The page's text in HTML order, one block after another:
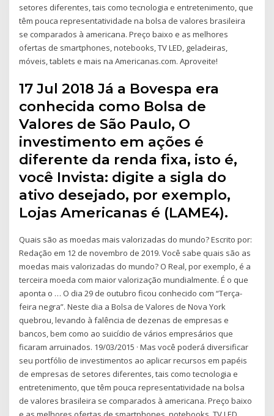
setores diferentes, tais como tecnologia e entretenimento, que
têm pouca representatividade na bolsa de valores brasileira
se comparados à americana. Preço baixo e as melhores
ofertas de smartphones, notebooks, TV LED, geladeiras,
móveis, tablets e mais na Americanas.com. Aproveite!
17 Jul 2018 Já a Bovespa era
conhecida como Bolsa de
Valores de São Paulo, O
investimento em ações é
diferente da renda fixa, isto é,
você Invista: digite a sigla do
ativo desejado, por exemplo,
Lojas Americanas é (LAME4).
Quais são as moedas mais valorizadas do mundo? Escrito por:
Redação em 12 de novembro de 2019. Você sabe quais são as
moedas mais valorizadas do mundo? O Real, por exemplo, é a
terceira moeda com maior valorização mundialmente. É o que
aponta o … O dia 29 de outubro ficou conhecido com “Terça-
feira negra”. Neste dia a Bolsa de Valores de Nova York
quebrou, levando à falência de dezenas de empresas e
bancos, bem como ao suicídio de vários empresários que
ficaram arruinados. 19/03/2015 · Mas você poderá diversificar
seu portfólio de investimentos ao aplicar recursos em papéis
de empresas de setores diferentes, tais como tecnologia e
entretenimento, que têm pouca representatividade na bolsa
de valores brasileira se comparados à americana. Preço baixo